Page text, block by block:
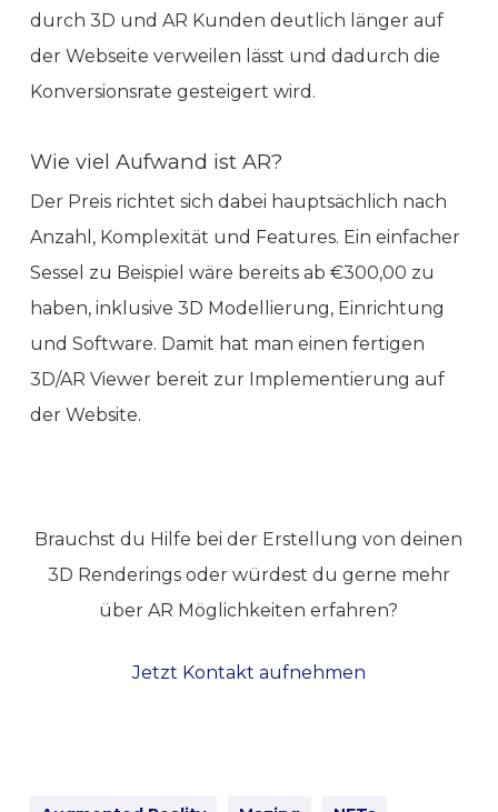
durch 3D und AR Kunden deutlich länger auf
der Webseite verweilen lässt und dadurch die
Konversionsrate gesteigert wird.
Wie viel Aufwand ist AR?
Der Preis richtet sich dabei hauptsächlich nach
Anzahl, Komplexität und Features. Ein einfacher
Sessel zu Beispiel wäre bereits ab €300,00 zu
haben, inklusive 3D Modellierung, Einrichtung
und Software. Damit hat man einen fertigen
3D/AR Viewer bereit zur Implementierung auf
der Website.
Brauchst du Hilfe bei der Erstellung von deinen
3D Renderings oder würdest du gerne mehr
über AR Möglichkeiten erfahren?
Jetzt Kontakt aufnehmen